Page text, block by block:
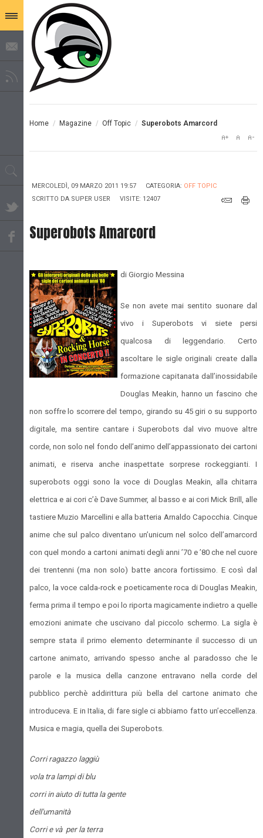
Home / Magazine / Off Topic / Superobots Amarcord
MERCOLEDÌ, 09 MARZO 2011 19:57 CATEGORIA: OFF TOPIC
SCRITTO DA SUPER USER VISITE: 12407
Superobots Amarcord
di Giorgio Messina
Se non avete mai sentito suonare dal
vivo i Superobots vi siete persi
qualcosa di leggendario. Certo
ascoltare le sigle originali create dalla
formazione capitanata dall’inossidabile
Douglas Meakin, hanno un fascino che
non soffre lo scorrere del tempo, girando su 45 giri o su supporto
digitale, ma sentire cantare i Superobots dal vivo muove altre
corde, non solo nel fondo dell’animo dell’appassionato dei cartoni
animati, e riserva anche inaspettate sorprese rockeggianti. I
superobots oggi sono la voce di Douglas Meakin, alla chitarra
elettrica e ai cori c’è Dave Summer, al basso e ai cori Mick Brill, alle
tastiere Muzio Marcellini e alla batteria Arnaldo Capocchia. Cinque
anime che sul palco diventano un’unicum nel solco dell’amarcord
con quel mondo a cartoni animati degli anni ’70 e ’80 che nel cuore
dei trentenni (ma non solo) batte ancora fortissimo. E così dal
palco, la voce calda-rock e poeticamente roca di Douglas Meakin,
ferma prima il tempo e poi lo riporta magicamente indietro a quelle
emozioni animate che uscivano dal piccolo schermo. La sigla è
sempre stata il primo elemento determinante il successo di un
cartone animato, arrivando spesso anche al paradosso che le
parole e la musica della canzone entravano nella corde del
pubblico perchè addirittura più bella del cartone animato che
introduceva. E in Italia, di fare sigle ci abbiamo fatto un’eccellenza.
Musica e magia, quella dei Superobots.
Corri ragazzo laggiù
vola tra lampi di blu
corri in aiuto di tutta la gente
dell'umanità
Corri e và per la terra